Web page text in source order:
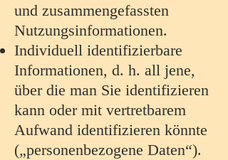
und zusammengefassten
Nutzungsinformationen.
Individuell identifizierbare
Informationen, d. h. all jene,
über die man Sie identifizieren
kann oder mit vertretbarem
Aufwand identifizieren könnte
(„personenbezogene Daten“).